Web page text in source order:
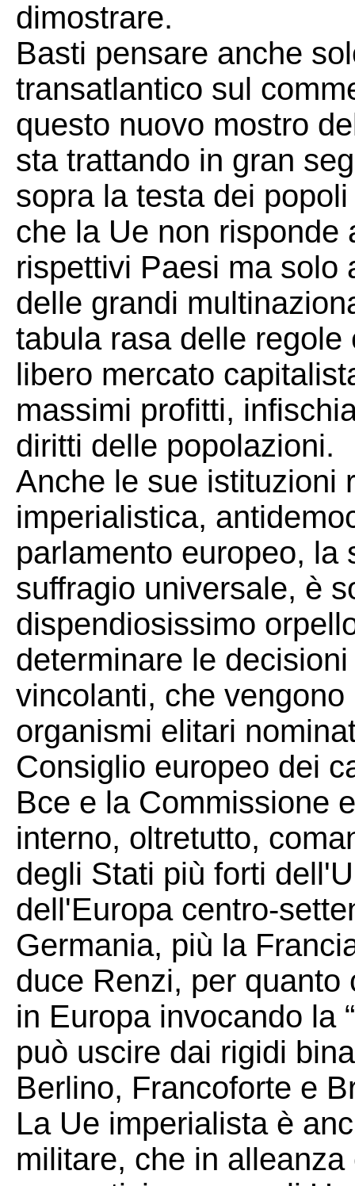
dimostrare.
Basti pensare anche
transatlantico sul
questo nuovo mostro
sta trattando in gran
sopra la testa dei
che la Ue non risponde
rispettivi Paesi ma solo
delle grandi
tabula rasa delle
libero mercato
massimi profitti,
diritti delle popolazioni.
Anche le sue istituzioni
imperialistica,
parlamento europeo, la
suffragio universale, è
dispendiosissimo
determinare le
vincolanti, che
organismi elitari
Consiglio europeo dei
Bce e la Commissione
interno, oltretutto,
degli Stati più forti
dell'Europa centro-
Germania, più la
duce Renzi, per
in Europa invocando la
può uscire dai rigidi
Berlino, Francoforte e
La Ue imperialista è
militare, che in